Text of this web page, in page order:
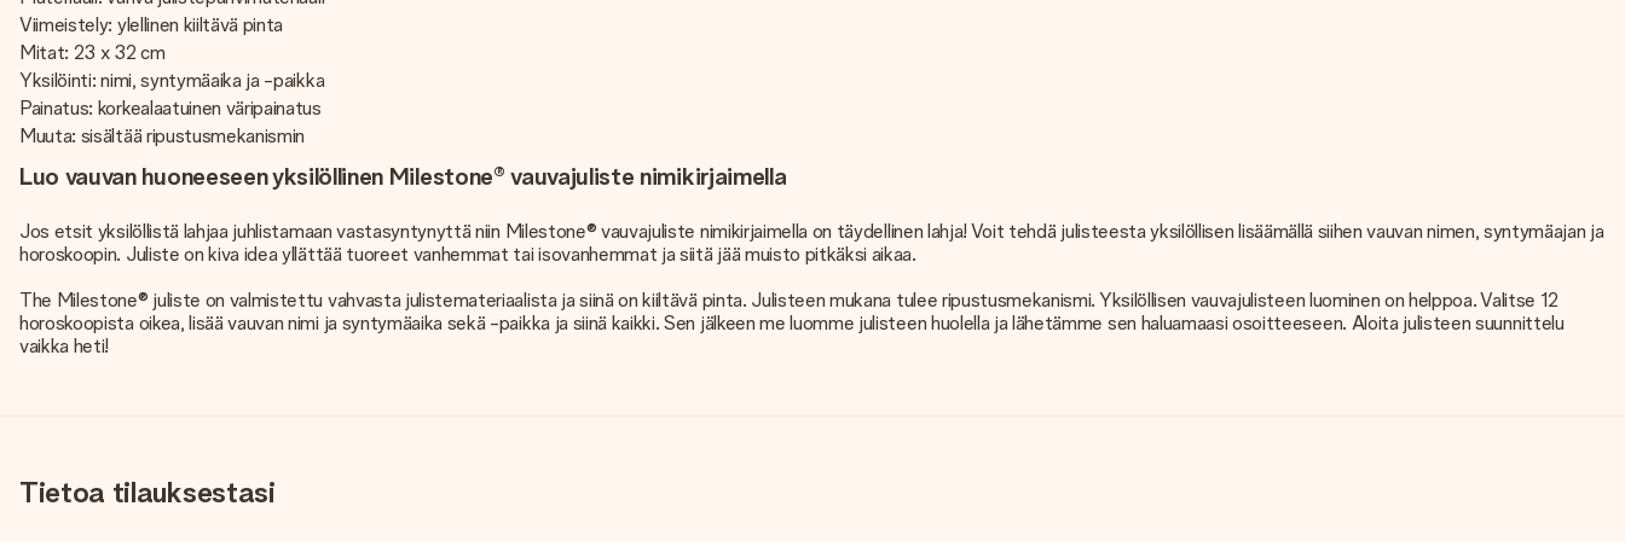
Viimeistely: ylellinen kiiltävä pinta
Mitat: 23 x 32 cm
Yksilöinti: nimi, syntymäaika ja -paikka
Painatus: korkealaatuinen väripainatus
Muuta: sisältää ripustusmekanismin
Luo vauvan huoneeseen yksilöllinen Milestone® vauvajuliste nimikirjaimella
Jos etsit yksilöllistä lahjaa juhlistamaan vastasyntynyttä niin Milestone® vauvajuliste nimikirjaimella on täydellinen lahja! Voit tehdä julisteesta yksilöllisen lisäämällä siihen vauvan nimen, syntymäajan ja
horoskoopin. Juliste on kiva idea yllättää tuoreet vanhemmat tai isovanhemmat ja siitä jää muisto pitkäksi aikaa.
The Milestone® juliste on valmistettu vahvasta julistemateriaalista ja siinä on kiiltävä pinta. Julisteen mukana tulee ripustusmekanismi. Yksilöllisen vauvajulisteen luominen on helppoa. Valitse 12
horoskoopista oikea, lisää vauvan nimi ja syntymäaika sekä -paikka ja siinä kaikki. Sen jälkeen me luomme julisteen huolella ja lähetämme sen haluamaasi osoitteeseen. Aloita julisteen suunnittelu
vaikka heti!
Tietoa tilauksestasi